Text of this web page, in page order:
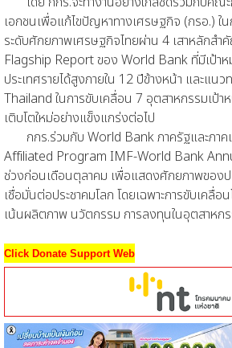
เอกชนเพื่อแก้ไขปัญหาทางเศรษฐกิจ (กรอ.) ใ
ระดับศักยภาพเศรษฐกิจไทยผ่าน 4 เสาหลักส
Flagship Report ของ World Bank ที่มีเป้าห
ประเทศรายได้สูงภายใน 12 ปีข้างหน้า และแน
Thailand ในการขับเคลื่อน 7 อุตสาหกรรมเป้า
เติบโตใหม่อย่างแข็งแกร่งต่อไป
กกร.ร่วมกับ World Bank ภาครัฐและภาค
Affiliated Program IMF-World Bank
ช่วงก่อนเดือนตุลาคม เพื่อแสดงศักยภาพของป
เชื่อมั่นต่อประชาคมโลก โดยเฉพาะการขับเคลื่อ
เน้นผลิตภาพ นวัตกรรม การลงทุนในอุตสาหก
Click Donate Support Web